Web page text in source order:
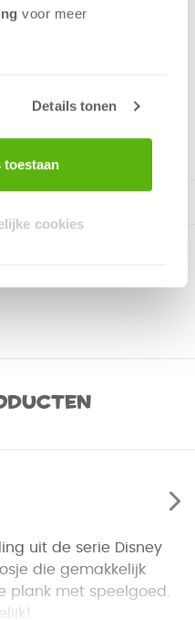
voor meer
Details tonen
toestaan
cookies
past in een rugzak
Puzzel is zeer
uit de serie Disney
die gemakkelijk
plank met speelgoed.